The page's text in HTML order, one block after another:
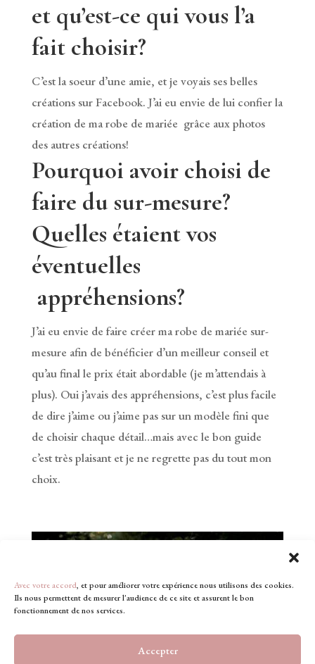
Avec votre accord, et pour améliorer votre expérience nous utilisons des cookies.
Ils nous permettent de mesurer l'audience de ce site et assurent le bon
fonctionnement de nos services.
Accepter
et qu’est-ce qui vous l’a
fait choisir?
C’est la soeur d’une amie, et je voyais ses belles
créations sur Facebook. J’ai eu envie de lui confier la
création de ma robe de mariée grâce aux photos
des autres créations!
Pourquoi avoir choisi de
faire du sur-mesure?
Quelles étaient vos
éventuelles
appréhensions?
J’ai eu envie de faire créer ma robe de mariée sur-
mesure afin de bénéficier d’un meilleur conseil et
qu’au final le prix était abordable (je m’attendais à
plus). Oui j’avais des appréhensions, c’est plus facile
de dire j’aime ou j’aime pas sur un modèle fini que
de choisir chaque détail…mais avec le bon guide
c’est très plaisant et je ne regrette pas du tout mon
choix.